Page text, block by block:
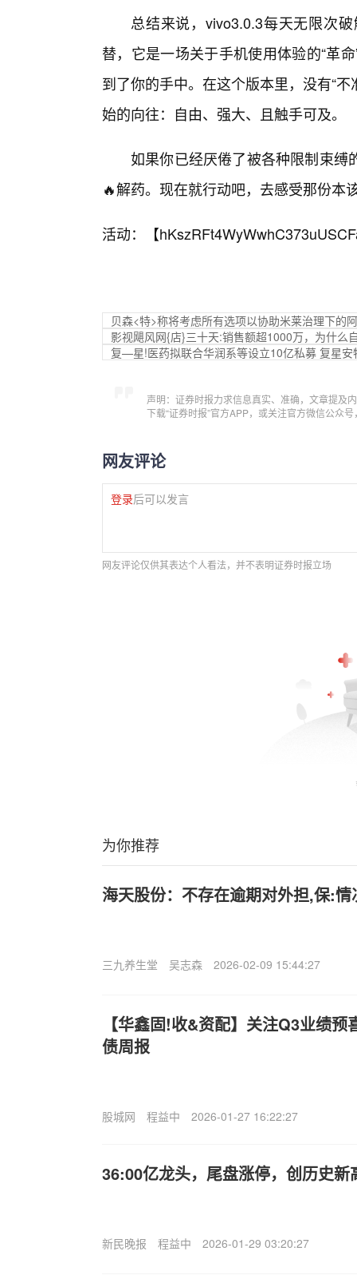
总结来说，vivo3.0.3每天无限次
替，它是一场关于手机使用体验的“革
到了你的手中。在这个版本里，没有“
始的向往：自由、强大、且触手可及。
如果你已经厌倦了被各种限制束缚
🔥解药。现在就行动吧，去感受那份本
活动：【
贝森<特>称将考虑所有选项以协助米莱治理下的
影视飓风网{店}三十天:销售额超1000万，为什么
复—星!医药拟联合华润系等设立10亿私募 复星
声明：证券时报力求信息真实、准确，文章提及
下载“证券时报”官方APP，或关注官方微信公众
网友评论
登录后可以发言
网友评论仅供其表达个人看法，并不表明证券时报立场
为你推荐
海天股份：不存在逾期对外担,保:情
三九养生堂 吴志森 2026-02-09 15:44:27
【华鑫固!收&资配】关注Q3业绩
债周报
股城网 程益中 2026-01-27 16:22:27
36:00亿龙头，尾盘涨停，创历史新
新民晚报 程益中 2026-01-29 03:20:27